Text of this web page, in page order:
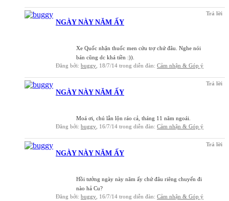
Trả lời
NGÀY NÀY NĂM ẤY
Xe Quốc nhận thuốc men cứu trợ chứ đâu. Nghe nói
bán cũng dc khá tiền :)).
Đăng bởi: buggy 18/7/14 trong diễn đàn: Cảm nhận & Góp ý
Trả lời
NGÀY NÀY NĂM ẤY
Moá ơi, chú lẫn lộn ráo cả, tháng 11 năm ngoái.
Đăng bởi: buggy 16/7/14 trong diễn đàn: Cảm nhận & Góp ý
Trả lời
NGÀY NÀY NĂM ẤY
Hồi tưởng ngày này năm ấy chứ đâu riêng chuyến đi
nào hả Cu?
Đăng bởi: buggy 16/7/14 trong diễn đàn: Cảm nhận & Góp ý